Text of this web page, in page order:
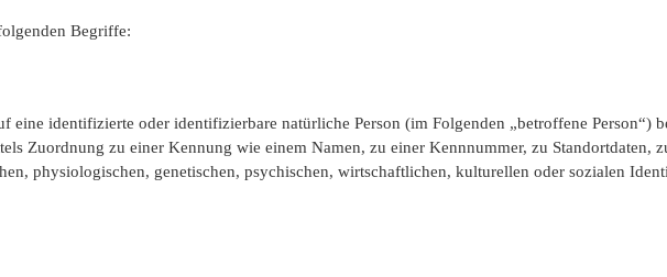
Begriffe:
eine identifizierte oder identifizierbare natürliche Person (im Folgenden „betroffene Person“)
Zuordnung zu einer Kennung wie einem Namen, zu einer Kennnummer, zu Standortdaten,
physiologischen, genetischen, psychischen, wirtschaftlichen, kulturellen oder sozialen